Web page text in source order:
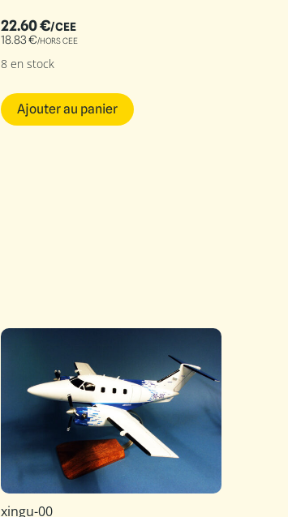
22.60€/CEE
18.83€/HORS CEE
8 en stock
Ajouter au panier
xingu-00